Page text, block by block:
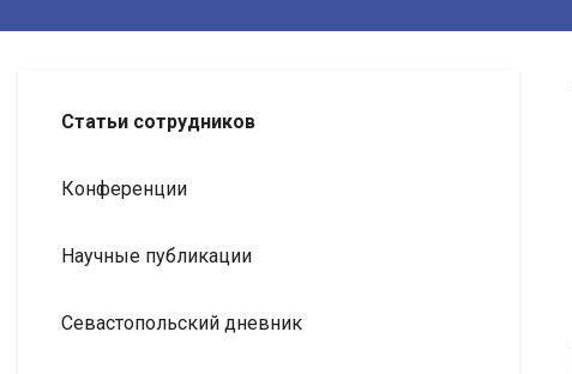
Статьи сотрудников
Конференции
Научные публикации
Севастопольский дневник